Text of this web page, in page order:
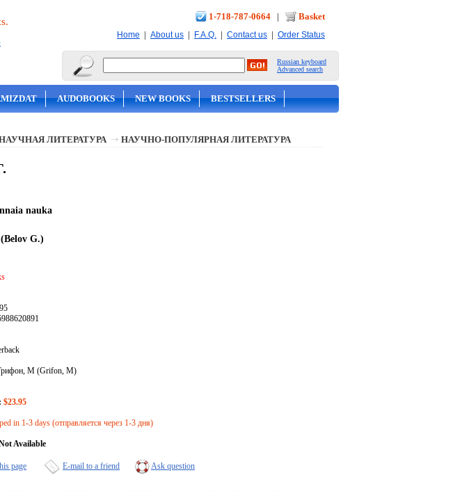
1-718-787-0664 | Basket
Home | About us | F.A.Q. | Contact us | Order Status
Russian keyboard
Advanced search
AUDOBOOKS NEW BOOKS BESTSELLERS
ЛИТЕРАТУРА НАУЧНО-ПОПУЛЯРНАЯ ЛИТЕРАТУРА
nauka
(Belov G.)
М (Grifon, M)
$23.95
in 1-3 days (отправляется через 1-3 дня)
Available
page E-mail to a friend Ask question